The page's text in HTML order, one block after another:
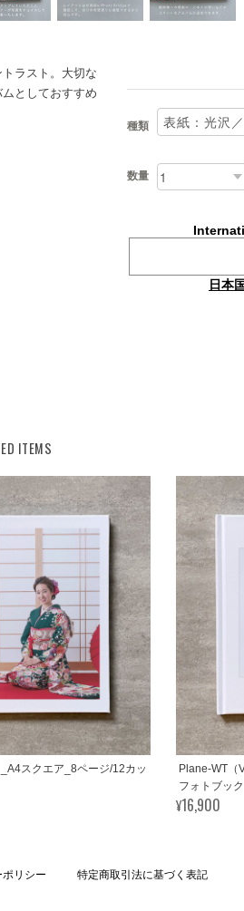
ラスト。大切な
としておすすめ
種類
数量
日本
ITEMS
スクエア_8ページ/12カッ
Plane-WT（
フォトブック
¥16,900
リシー 特定商取引法に基づく表記